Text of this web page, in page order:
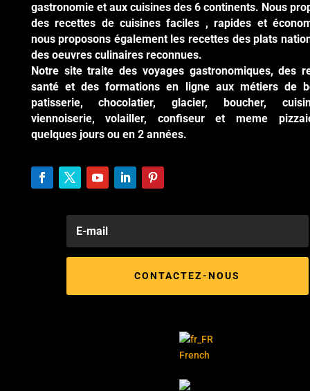
gastronomie et aux cuisines des 6 continents. Nous
des recettes de cuisines faciles , rapides et
nous proposons également les recettes des plats
des oeuvres culinaires reconnues.
Notre site traite des voyages gastronomiques, des
santé et des formations en ligne aux métiers de
patisserie, chocolatier, glacier, boucher,
viennoiserie, volailler, confiseur et meme
quelques jours ou en 2 années.
CONTACTEZ-NOUS
French